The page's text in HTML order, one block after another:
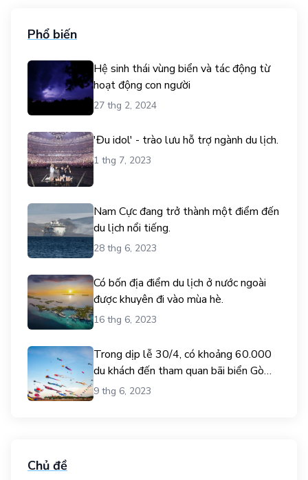
Phổ biến
Hệ sinh thái vùng biển và tác động từ
hoạt động con người
27 thg 2, 2024
'Đu idol' - trào lưu hỗ trợ ngành du lịch.
1 thg 7, 2023
Nam Cực đang trở thành một điểm đến
du lịch nổi tiếng.
28 thg 6, 2023
Có bốn địa điểm du lịch ở nước ngoài
được khuyên đi vào mùa hè.
16 thg 6, 2023
Trong dịp lễ 30/4, có khoảng 60.000
du khách đến tham quan bãi biển Gò
Công.
9 thg 6, 2023
Chủ đề